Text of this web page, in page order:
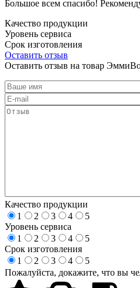
Большое всем спасибо!
Качество продукции
Уровень сервиса
Срок изготовления
Оставить отзыв
Оставить отзыв на товар
Качество продукции
1
2 3 4
5
Уровень сервиса
1
2 3 4
5
Срок изготовления
1
2 3 4
5
Пожалуйста, докажите, что вы